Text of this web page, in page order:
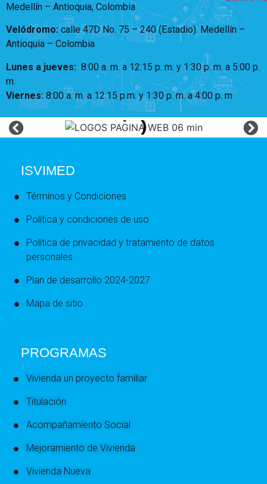
Medellín – Antioquia, Colombia
Velódromo:calle 47D No. 75 – 240 (Estadio). Medellín –
Antioquia – Colombia
Lunes a jueves: 8:00 a. m. a 12:15 p. m. y 1:30 p. m. a 5:00 p.
m.
Viernes:8:00 a. m. a 12:15 p.m. y 1:30 p. m. a 4:00 p. m
ISVIMED
Términos y Condiciones
Política y condiciones de uso
Política de privacidad y tratamiento de datos
personales
Plan de desarrollo 2024-2027
Mapa de sitio
PROGRAMAS
Vivienda un proyecto familiar
Titulación
Acompañamiento Social
Mejoramiento de Vivienda
Vivienda Nueva